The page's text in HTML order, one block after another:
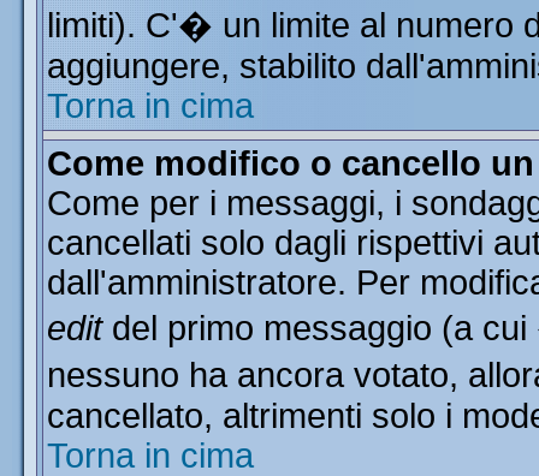
limiti). C'� un limite al numero
aggiungere, stabilito
Torna in cima
Come modifico o cancello
Come per i messaggi, i
cancellati solo dagli rispettivi
dall'amministratore. Per
editdel primo messaggio (a
nessuno ha ancora votato,
cancellato, altrimenti solo i
Torna in cima